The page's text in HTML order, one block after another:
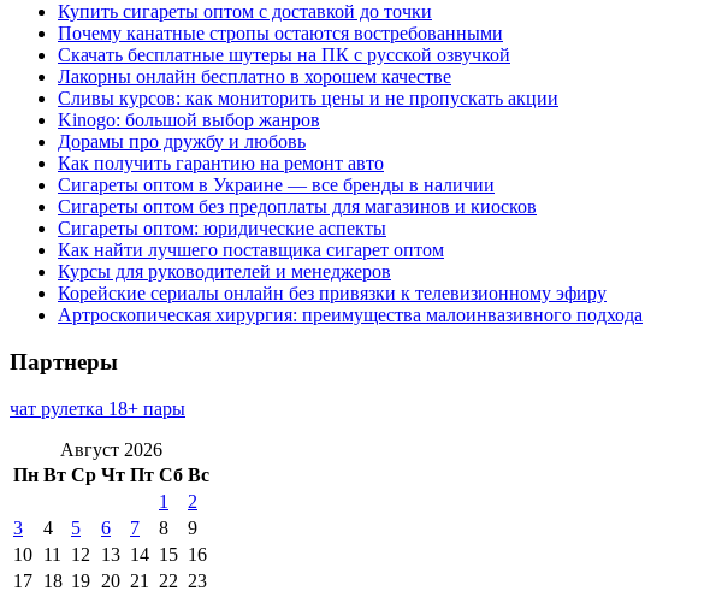
Купить сигареты оптом с доставкой до точки
Почему канатные стропы остаются востребованными
Скачать бесплатные шутеры на ПК с русской озвучкой
Лакорны онлайн бесплатно в хорошем качестве
Сливы курсов: как мониторить цены и не пропускать акции
Kinogo: большой выбор жанров
Дорамы про дружбу и любовь
Как получить гарантию на ремонт авто
Сигареты оптом в Украине — все бренды в наличии
Сигареты оптом без предоплаты для магазинов и киосков
Сигареты оптом: юридические аспекты
Как найти лучшего поставщика сигарет оптом
Курсы для руководителей и менеджеров
Корейские сериалы онлайн без привязки к телевизионному эфиру
Артроскопическая хирургия: преимущества малоинвазивного подхода
Партнеры
чат рулетка 18+ пары
Август 2026
Пн Вт Ср Чт Пт Сб Вс
1
2
3
4 5 6 7 8
9
10 11 12 13 14 15 16
17 18 19 20 21 22 23